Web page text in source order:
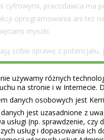
cyfrowymi, pracodawca ma
oprogramowania ani też
myszki.
sobie sprawę z
starsze pokolenia
to badania VMware:
lub odbywania szkoleń w
z grupy 55+ podejmuje te
jeśli umiejętności cyfrowe
aby podnieść
używamy różnych
na stronie i w Internecie.
danych osobowych jest
jest uzasadnione z
usługi (np. sprawdzenie,
usług i dopasowania ich